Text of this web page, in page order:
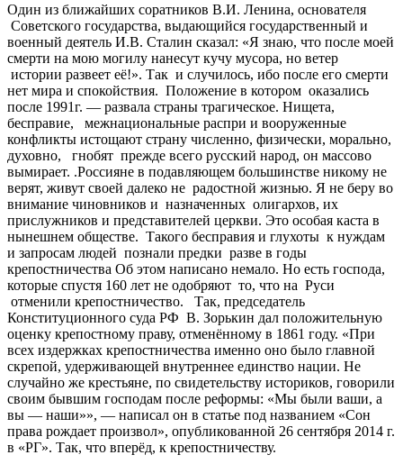
Один из ближайших соратников В.И. Ленина, основателя
Советского государства, выдающийся государственный и
военный деятель И.В. Сталин сказал: «Я знаю, что после моей
смерти на мою могилу нанесут кучу мусора, но ветер
истории развеет её!». Так и случилось, ибо после его смерти
нет мира и спокойствия. Положение в котором оказались
после 1991г. — развала страны трагическое. Нищета,
бесправие, межнациональные распри и вооруженные
конфликты истощают страну численно, физически, морально,
духовно, гнобят прежде всего русский народ, он массово
вымирает. .Россияне в подавляющем большинстве никому не
верят, живут своей далеко не радостной жизнью. Я не беру во
внимание чиновников и назначенных олигархов, их
прислужников и представителей церкви. Это особая каста в
нынешнем обществе. Такого бесправия и глухоты к нуждам
и запросам людей познали предки разве в годы
крепостничества Об этом написано немало. Но есть господа,
которые спустя 160 лет не одобряют то, что на Руси
отменили крепостничество. Так, председатель
Конституционного суда РФ В. Зорькин дал положительную
оценку крепостному праву, отменённому в 1861 году. «При
всех издержках крепостничества именно оно было главной
скрепой, удерживающей внутреннее единство нации. Не
случайно же крестьяне, по свидетельству историков, говорили
своим бывшим господам после реформы: «Мы были ваши, а
вы — наши»», — написал он в статье под названием «Сон
права рождает произвол», опубликованной 26 сентября 2014 г.
в «РГ». Так, что вперёд, к крепостничеству.